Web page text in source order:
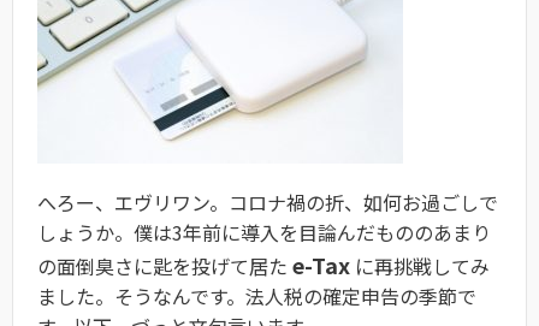
へろー、エヴリワン。コロナ禍の折、如何お過ごしで
しょうか。僕は3年前に導入を目論んだもののあまり
の面倒臭さに匙を投げて居た e-Tax に再挑戦してみ
ました。そうなんです。法人税の確定申告の季節で